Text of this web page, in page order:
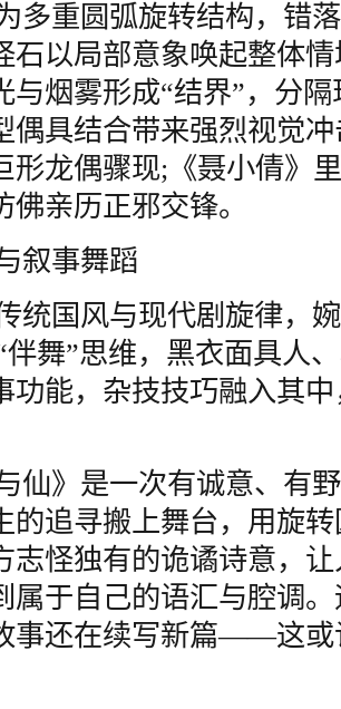
多重圆弧旋转结构，错
石以局部意象唤起整体
与烟雾形成“结界”，分
偶具结合带来强烈视觉
形龙偶骤现;《聂小倩》
佛亲历正邪交锋。
叙事舞蹈
统国风与现代剧旋律，
舞”思维，黑衣面具人
功能，杂技技巧融入其
仙》是一次有诚意、有
的追寻搬上舞台，用旋
志怪独有的诡谲诗意，
属于自己的语汇与腔调
事还在续写新篇——这或